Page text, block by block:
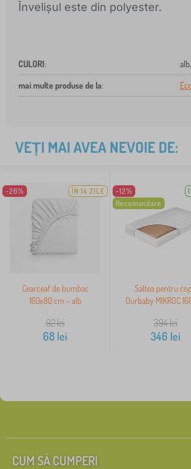
Învelișul este din polyester.
CULORI:
mai multe produse de la:
VEȚI MAI AVEA NEVOIE DE:
-26% ÎN 14 ZILE
Cearceaf de bumbac
160x80 cm - alb
92lei
68 lei
-12%
Recomandare
Saltea pentru
Ourbaby MIKROC
394lei
346 lei
CUM SĂ CUMPERI